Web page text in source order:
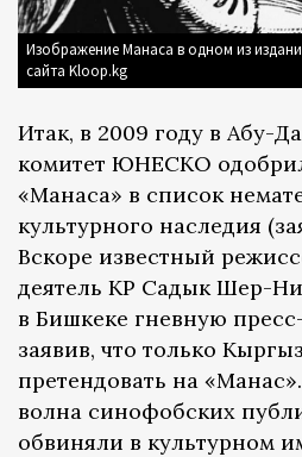
Изображение Манаса в одном из
сайта Kloop.kg
Итак, в 2009 году в Абу-
комитет ЮНЕСКО
«Манаса» в список
культурного наследия
Вскоре известный
деятель КР Садык Шер-
в Бишкеке гневную
заявив, что только
претендовать на
волна синофобских
обвиняли в культурном